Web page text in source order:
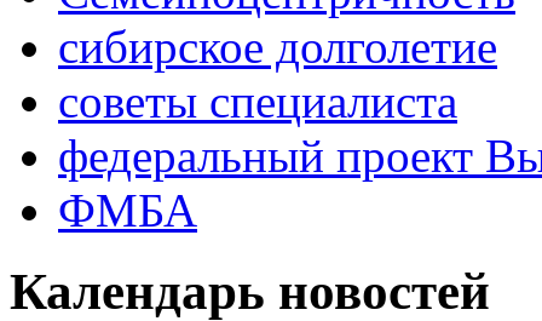
сибирское долголетие
советы специалиста
федеральный проект
ФМБА
Календарь новостей